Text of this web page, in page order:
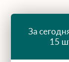
За
15